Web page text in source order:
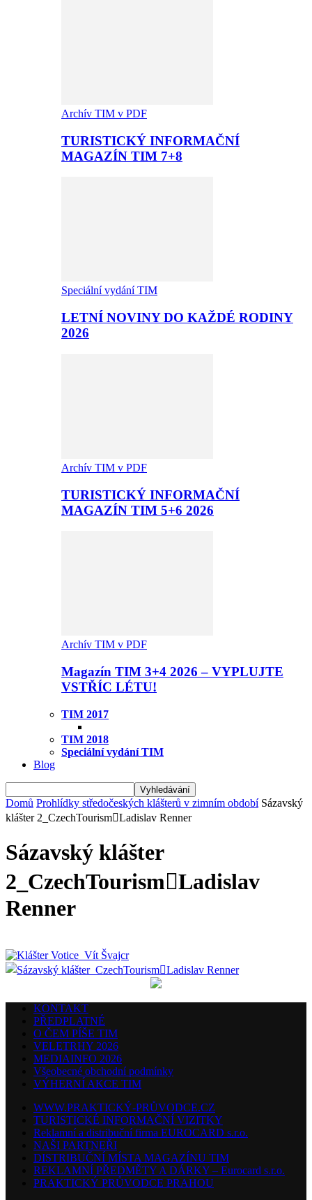
Archív TIM v PDF
TURISTICKÝ INFORMAČNÍ
MAGAZÍN TIM 7+8
Speciální vydání TIM
LETNÍ NOVINY DO KAŽDÉ RODINY
2026
Archív TIM v PDF
TURISTICKÝ INFORMAČNÍ
MAGAZÍN TIM 5+6 2026
Archív TIM v PDF
Magazín TIM 3+4 2026 – VYPLUJTE
VSTŘÍC LÉTU!
TIM 2017
TIM 2018
Speciální vydání TIM
Blog
Domů Prohlídky středočeských klášterů v zimním období Sázavský
klášter 2_CzechTourismLadislav Renner
Sázavský klášter
2_CzechTourismLadislav
Renner
KONTAKT
PŘEDPLATNÉ
O ČEM PÍŠE TIM
VELETRHY 2026
MEDIAINFO 2026
Všeobecné obchodní podmínky
VÝHERNÍ AKCE TIM
WWW.PRAKTICKÝ-PRŮVODCE.CZ
TURISTICKÉ INFORMAČNÍ VIZITKY
Reklamní a distribuční firma EUROCARD s.r.o.
NAŠI PARTNEŘI
DISTRIBUČNÍ MÍSTA MAGAZÍNU TIM
REKLAMNÍ PŘEDMĚTY A DÁRKY – Eurocard s.r.o.
PRAKTICKÝ PRŮVODCE PRAHOU